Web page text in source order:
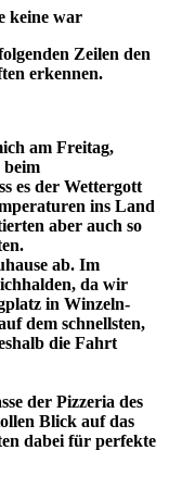
keine war
Zeilen den
erkennen.
am Freitag,
beim
es der Wettergott
ins Land
aber auch so
ab. Im
da wir
in Winzeln-
dem schnellsten,
die Fahrt
der Pizzeria des
Blick auf das
dabei für perfekte